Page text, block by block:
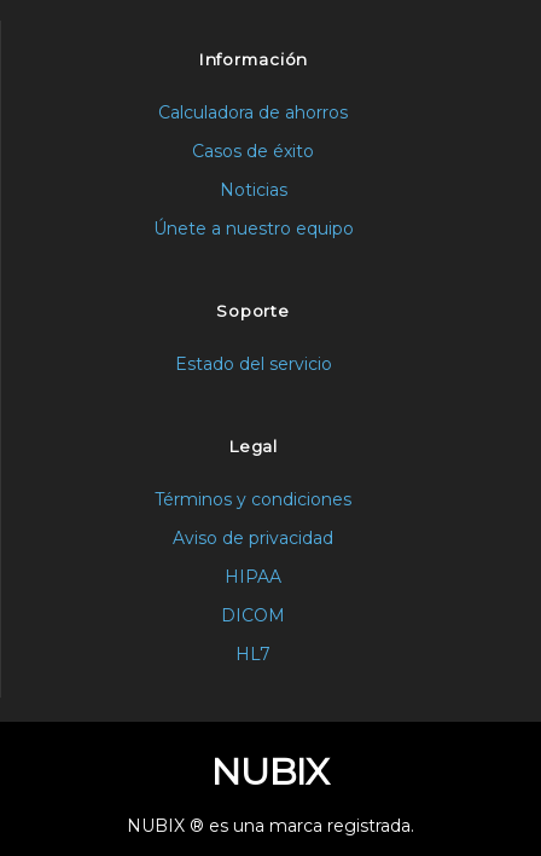
Información
Calculadora de ahorros
Casos de éxito
Noticias
Únete a nuestro equipo
Soporte
Estado del servicio
Legal
Términos y condiciones
Aviso de privacidad
HIPAA
DICOM
HL7
NUBIX
NUBIX ® es una marca registrada.